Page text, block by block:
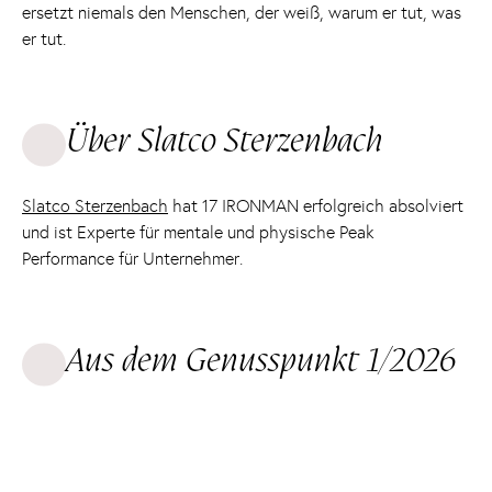
ersetzt niemals den Menschen, der weiß, warum er tut, was
er tut.
Über Slatco Sterzenbach
Slatco Sterzenbach hat 17 IRONMAN erfolgreich absolviert
und ist Experte für mentale und physische Peak
Performance für Unternehmer.
Aus dem Genusspunkt 1/2026